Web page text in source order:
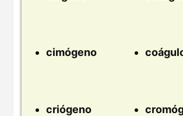
cimógeno
criógeno